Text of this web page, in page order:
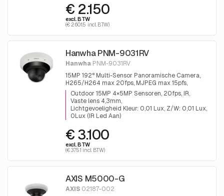
€ 2.150
excl. BTW
(€ 2601.5 incl. BTW)
Hanwha PNM-9031RV
Hanwha PNM-9031RV
15MP 192° Multi-Sensor Panoramische Camera,
H265/H264 max 20fps, MJPEG max 15pfs,
Dag/Nacht, Extreme 120dB WDR, IK10
Vandalismebestendig
Outdoor 15MP 4×5MP Sensoren, 20fps, IR
Vaste lens 4,3mm
Lichtgevoeligheid Kleur: 0,01 Lux, Z/W: 0,01 Lux,
0Lux (IR Led Aan)
€ 3.100
excl. BTW
(€ 3751 incl. BTW)
AXIS M5000-G
AXIS 02187-002